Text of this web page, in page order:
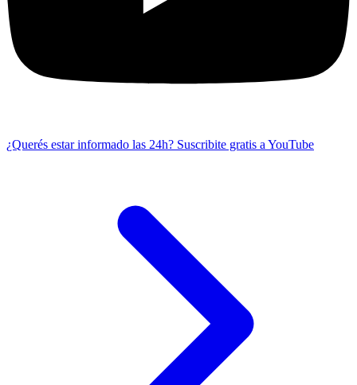
¿Querés estar informado las 24h? Suscribite gratis a YouTube